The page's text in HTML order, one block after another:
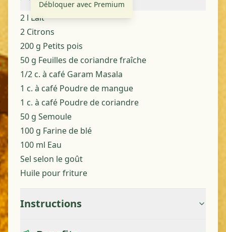
Débloquer avec Premium
2 l Lait
2 Citrons
200 g Petits pois
50 g Feuilles de coriandre fraîche
1/2 c. à café Garam Masala
1 c. à café Poudre de mangue
1 c. à café Poudre de coriandre
50 g Semoule
100 g Farine de blé
100 ml Eau
Sel selon le goût
Huile pour friture
Instructions